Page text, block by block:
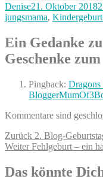
Autor
DeniseVeröffentlicht
am
21. Oktober 2018
jungsmama,
Ein Gedanke
Geschenke
Pingback: Dragons
Kommentare sind
Zurück Vorheriger
Beitrag:
2. Blog-
Weiter Nächster
Fehlgeburt – ein
Das könnte